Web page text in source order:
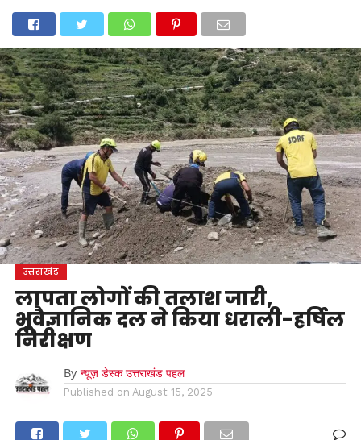
उत्तराखंडअल्मोड़ा उत्तरकाशीउधम सिंह नगरचंपावतचमोलीटिहरी गढ़वाल
देहरादूननैनीतालपिथौरागढ़पौड़ी गढ़वालबागेश्वररुद्रप्रयागहरिद्वारदेशदुनिया
मनोरंजन
उत्तराखंड
लापता लोगों की तलाश जारी,
भूवैज्ञानिक दल ने किया धराली-हर्षिल
निरीक्षण
By न्यूज़ डेस्क उत्तराखंड पहल
Published on August 15, 2025